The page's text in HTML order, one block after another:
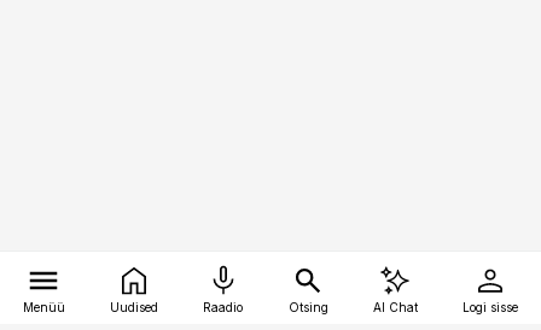
Menüü Uudised Raadio Otsing AI Chat Logi sisse